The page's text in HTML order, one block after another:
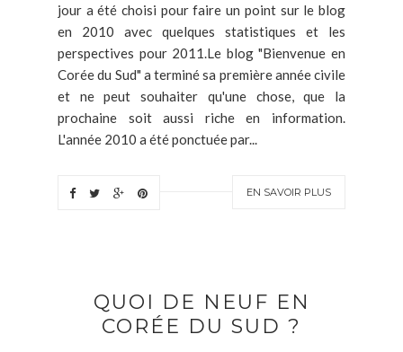
jour a été choisi pour faire un point sur le blog
en 2010 avec quelques statistiques et les
perspectives pour 2011.Le blog "Bienvenue en
Corée du Sud" a terminé sa première année civile
et ne peut souhaiter qu'une chose, que la
prochaine soit aussi riche en information.
L'année 2010 a été ponctuée par...
EN SAVOIR PLUS
QUOI DE NEUF EN
CORÉE DU SUD ?